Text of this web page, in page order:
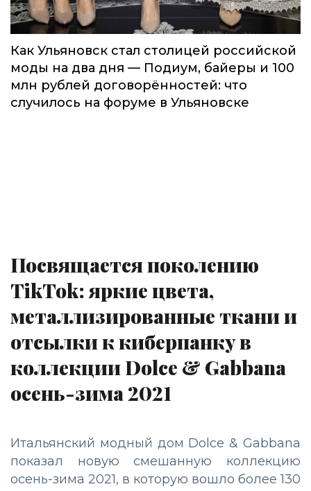
Как Ульяновск стал столицей российской
моды на два дня — Подиум, байеры и 100
млн рублей договорённостей: что
случилось на форуме в Ульяновске
Посвящается поколению
TikTok: яркие цвета,
металлизированные ткани и
отсылки к киберпанку в
коллекции Dolce & Gabbana
осень-зима 2021
Итальянский модный дом Dolce & Gabbana
показал новую смешанную коллекцию
осень-зима 2021, в которую вошло более 130